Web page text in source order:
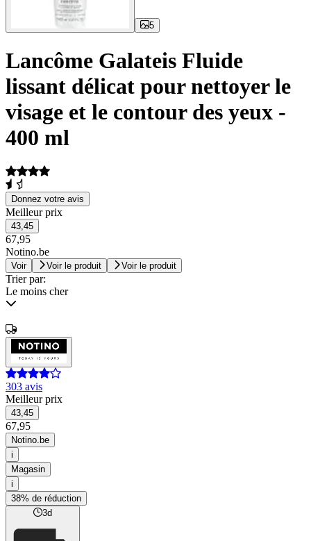
5
Lancôme Galateis Fluide
lissant délicat pour nettoyer le
visage et le contour des yeux -
400 ml
Donnez votre avis
Meilleur prix
43,45
67,95
Notino.be
Voir Voir le produit Voir le produit
Trier par:
Le moins cher
303 avis
Meilleur prix
43,45
67,95
Notino.be
i
Magasin
i
38% de réduction
3d